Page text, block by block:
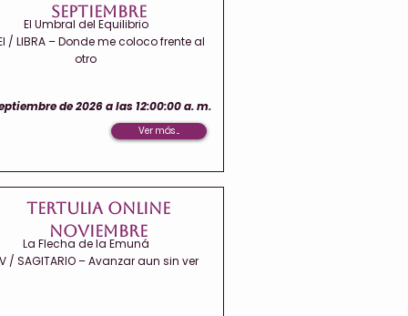
Septiembre
El Umbral del Equilibrio
/ LIBRA – Donde me coloco frente al
otro
de 2026 a las 12:00:00 a. m.
Ver más ...
Tertulia Online
Noviembre
La Flecha de la Emuná
/ SAGITARIO – Avanzar aun sin ver